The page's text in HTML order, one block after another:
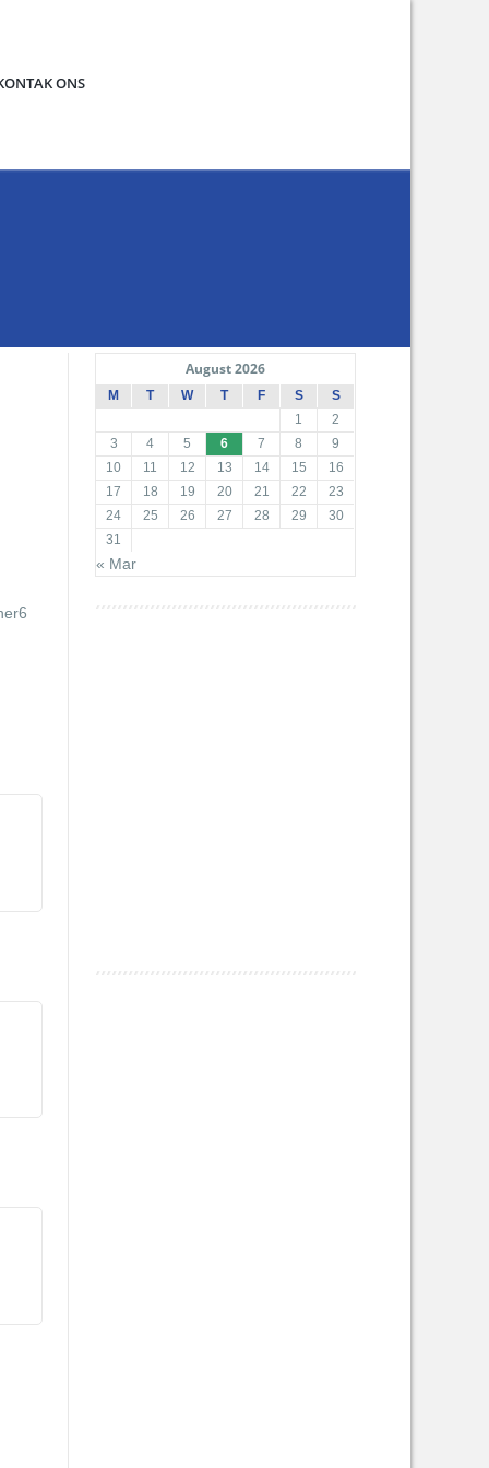
ONS
August 2026
M T W T F S
S
1
2
3
4 5 6 7 8
9
10
11 12 13 14 15
16
17
18 19 20 21 22
23
24
25 26 27 28 29
30
31
« Mar